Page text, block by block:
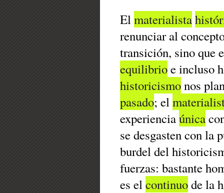
Elmaterialista
renunciar al
transición, sino que
equilibrioe incluso
historicismonos
pasado; el
experienciaúnica
se desgasten con la
burdel del
fuerzas: bastante
es elcontinuode la